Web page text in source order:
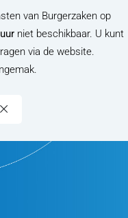
van Burgerzaken op
niet beschikbaar. U kunt
via de website.